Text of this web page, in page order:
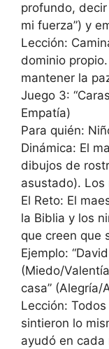
profundo,
mi fuerza”) y
Lección:
dominio
mantener la
Juego 3:
Empatía)
Para quién:
Dinámica: El
dibujos de
asustado).
El Reto: El
la Biblia y los
que creen que
Ejemplo:
(Miedo/
casa” (Alegría/
Lección:
sintieron lo
ayudó en cada